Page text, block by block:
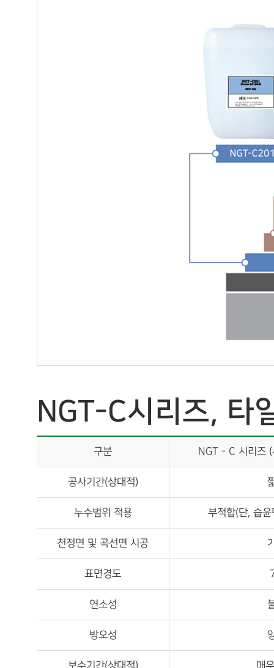
NGT-C시리즈, 타
구분 NGT - C 시리즈
공사기간(상대적)
누수범위 적용 부적합(단, 습
천정면 및 곡선면 시공
표면경도
연소성
방오성
보수기간(상대적) 매